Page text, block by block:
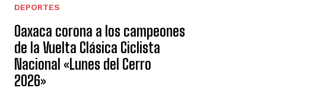
DEPORTES
Oaxaca corona a los campeones
de la Vuelta Clásica Ciclista
Nacional «Lunes del Cerro
2026»